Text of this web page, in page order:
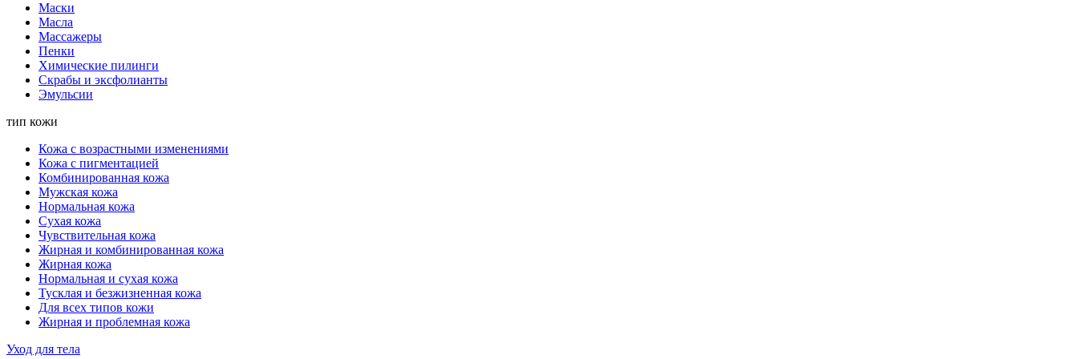
Маски
Масла
Массажеры
Пенки
Химические пилинги
Скрабы и эксфолианты
Эмульсии
тип кожи
Кожа с возрастными изменениями
Кожа с пигментацией
Комбинированная кожа
Мужская кожа
Нормальная кожа
Сухая кожа
Чувствительная кожа
Жирная и комбинированная кожа
Жирная кожа
Нормальная и сухая кожа
Тусклая и безжизненная кожа
Для всех типов кожи
Жирная и проблемная кожа
Уход для тела